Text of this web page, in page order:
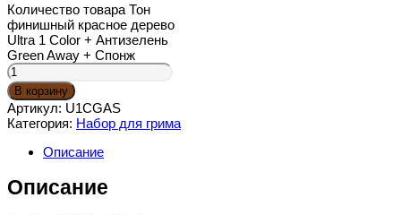
Количество товара Тон
финишный красное дерево
Ultra 1 Color + Антизелень
Green Away + Спонж
В корзину
Артикул: U1CGAS
Категория: Набор для грима
Описание
Описание